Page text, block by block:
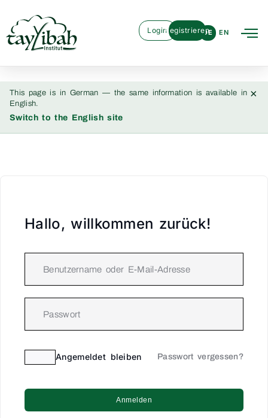
DE EN
LoginRegistrieren
This page is in German — the same information is available in
English.
Switch to the English site
×
Hallo, willkommen zurück!
Angemeldet bleiben Passwort vergessen?
Anmelden